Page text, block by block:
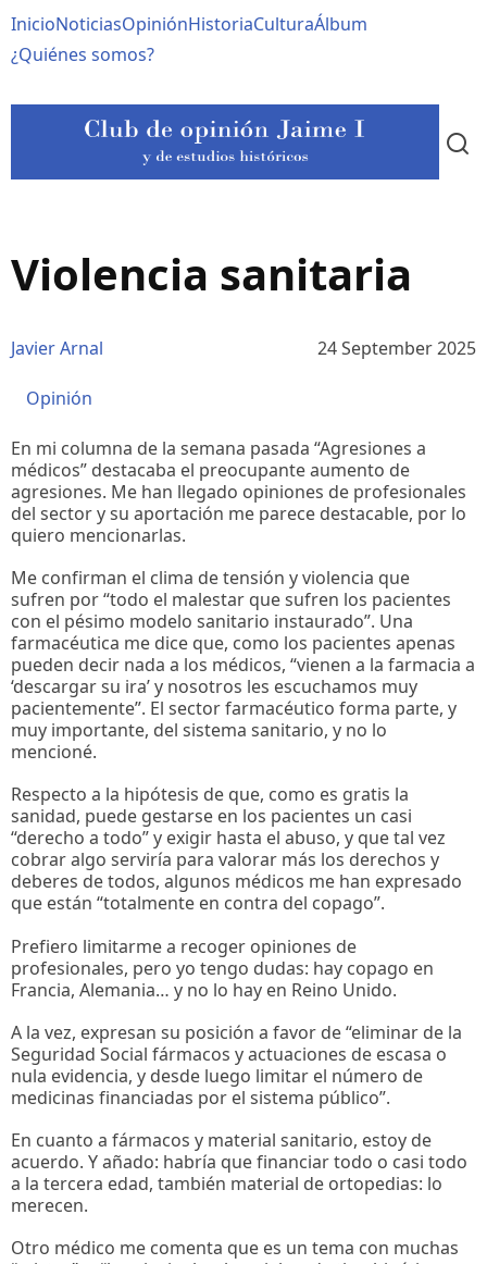
al
contenido
Navegación
principal
InicioNoticiasOpiniónHistoriaCulturaÁlbum
¿Quiénes somos?
Violencia sanitaria
Javier Arnal 24 September 2025
Opinión
En mi columna de la semana pasada “Agresiones a
médicos” destacaba el preocupante aumento de
agresiones. Me han llegado opiniones de profesionales
del sector y su aportación me parece destacable, por lo
quiero mencionarlas.
Me confirman el clima de tensión y violencia que
sufren por “todo el malestar que sufren los pacientes
con el pésimo modelo sanitario instaurado”. Una
farmacéutica me dice que, como los pacientes apenas
pueden decir nada a los médicos, “vienen a la farmacia a
‘descargar su ira’ y nosotros les escuchamos muy
pacientemente”. El sector farmacéutico forma parte, y
muy importante, del sistema sanitario, y no lo
mencioné.
Respecto a la hipótesis de que, como es gratis la
sanidad, puede gestarse en los pacientes un casi
“derecho a todo” y exigir hasta el abuso, y que tal vez
cobrar algo serviría para valorar más los derechos y
deberes de todos, algunos médicos me han expresado
que están “totalmente en contra del copago”.
Prefiero limitarme a recoger opiniones de
profesionales, pero yo tengo dudas: hay copago en
Francia, Alemania… y no lo hay en Reino Unido.
A la vez, expresan su posición a favor de “eliminar de la
Seguridad Social fármacos y actuaciones de escasa o
nula evidencia, y desde luego limitar el número de
medicinas financiadas por el sistema público”.
En cuanto a fármacos y material sanitario, estoy de
acuerdo. Y añado: habría que financiar todo o casi todo
a la tercera edad, también material de ortopedias: lo
merecen.
Otro médico me comenta que es un tema con muchas